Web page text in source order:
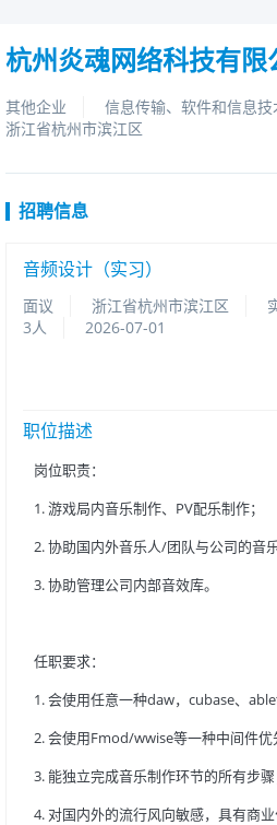
杭州炎魂网络科技有限
其他企业 信息传输、软件和信息技
浙江省杭州市滨江区
招聘信息
音频设计（实习）
面议 浙江省杭州市滨江区
3人
2026-07-01
职位描述
岗位职责：
1.游戏局内音乐制作、PV配乐制作；
2.协助国内外音乐人/团队与公司的音
3.协助管理公司内部音效库。
任职要求：
1.会使用任意一种daw，cubase、
2.会使用Fmod/wwise等一种中间件优
3.能独立完成音乐制作环节的所有步骤
4.对国内外的流行风向敏感，具有商